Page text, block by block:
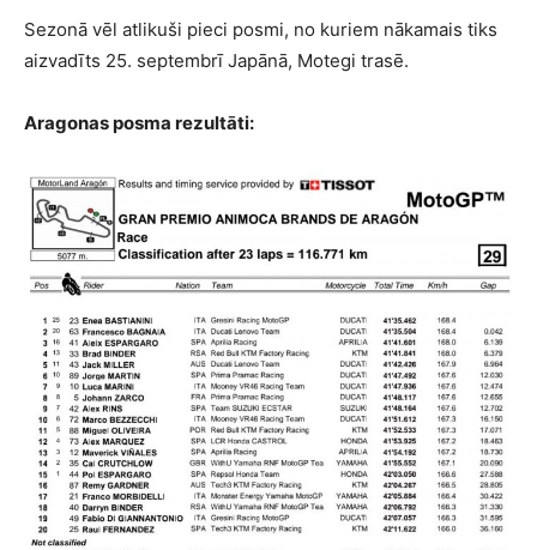
Sezonā vēl atlikuši pieci posmi, no kuriem nākamais tiks
aizvadīts 25. septembrī Japānā, Motegi trasē.
Aragonas posma rezultāti: